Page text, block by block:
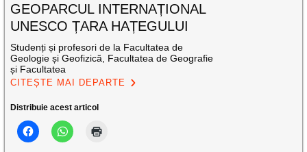
GEOPARCUL INTERNAȚIONAL
UNESCO ȚARA HAȚEGULUI
Studenți și profesori de la Facultatea de
Geologie și Geofizică, Facultatea de Geografie
și Facultatea
CITEȘTE MAI DEPARTE
Distribuie acest articol